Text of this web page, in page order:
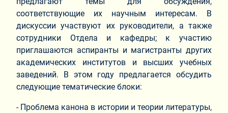
соответствующие их научным интересам. В
дискуссии участвуют их руководители, а также
сотрудники Отдела и кафедры; к участию
приглашаются аспиранты и магистранты других
академических институтов и высших учебных
заведений. В этом году предлагается обсудить
следующие тематические блоки:
- Проблема канона в истории и теории литературы,